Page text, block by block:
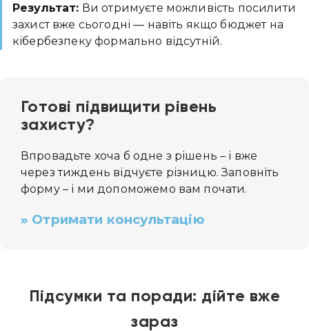
Результат: Ви отримуєте можливість посилити
захист вже сьогодні — навіть якщо бюджет на
кібербезпеку формально відсутній.
Готові підвищити рівень
захисту?
Впровадьте хоча б одне з рішень – і вже
через тиждень відчуєте різницю. Заповніть
форму – і ми допоможемо вам почати.
» Отримати консультацію
Підсумки та поради: дійте вже
зараз